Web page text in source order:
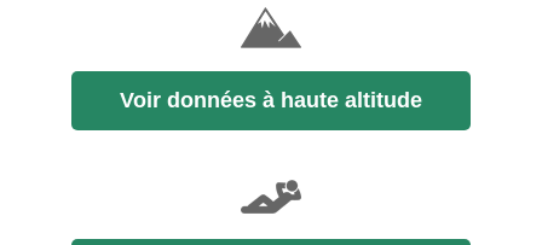
Voir données à haute altitude